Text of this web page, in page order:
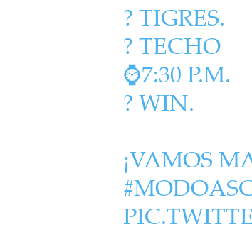
? TIGRES.
?️ TECHO
⌚️7:30 P.M.
? WIN.
¡VAMOS